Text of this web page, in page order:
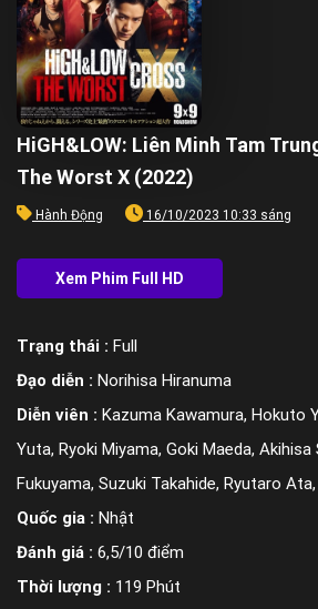
HiGH&LOW: Liên Minh Tam
The Worst X (2022)
Hành Động 16/10/2023 10:33 sáng
Trạng thái : Full
Đạo diễn : Norihisa Hiranuma
Diễn viên : Kazuma Kawamura, Hokuto
Yuta, Ryoki Miyama, Goki Maeda, Akihisa
Fukuyama, Suzuki Takahide, Ryutaro
Quốc gia : Nhật
Đánh giá : 6,5/10 điểm
Thời lượng : 119 Phút